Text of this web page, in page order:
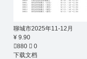
聊城市2025年11-12月
¥ 9.90
880  0
下载文档